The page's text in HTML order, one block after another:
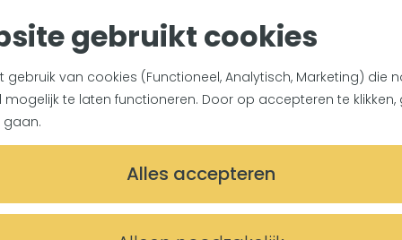
gebruikt cookies
gebruik van cookies (Functioneel, Analytisch, Marketing) die
te laten functioneren. Door op accepteren te klikken,
gaan.
Alles accepteren